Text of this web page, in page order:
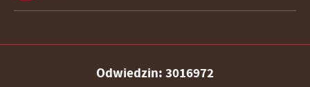
Odwiedzin: 3016972